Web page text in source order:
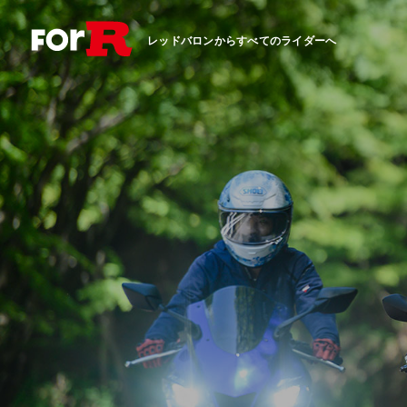
レッドバロンからすべてのライダーへ